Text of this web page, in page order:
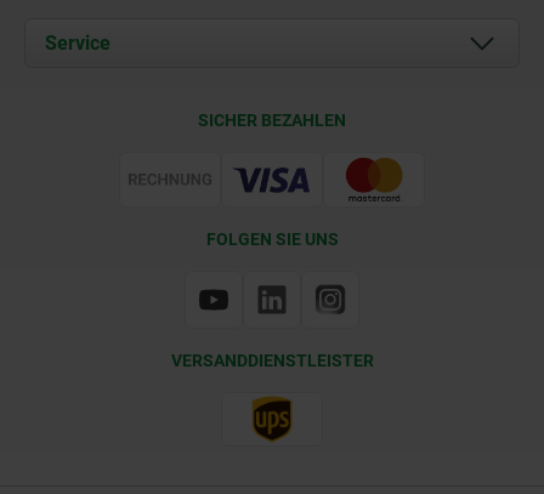
Kontakt
Service
SICHER BEZAHLEN
FOLGEN SIE UNS
VERSANDDIENSTLEISTER